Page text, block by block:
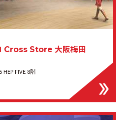
Cross Store 大阪梅田
FIVE 8階